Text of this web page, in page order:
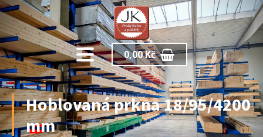
0,00Kč
Hoblovaná prkna 18/95/4200
mm